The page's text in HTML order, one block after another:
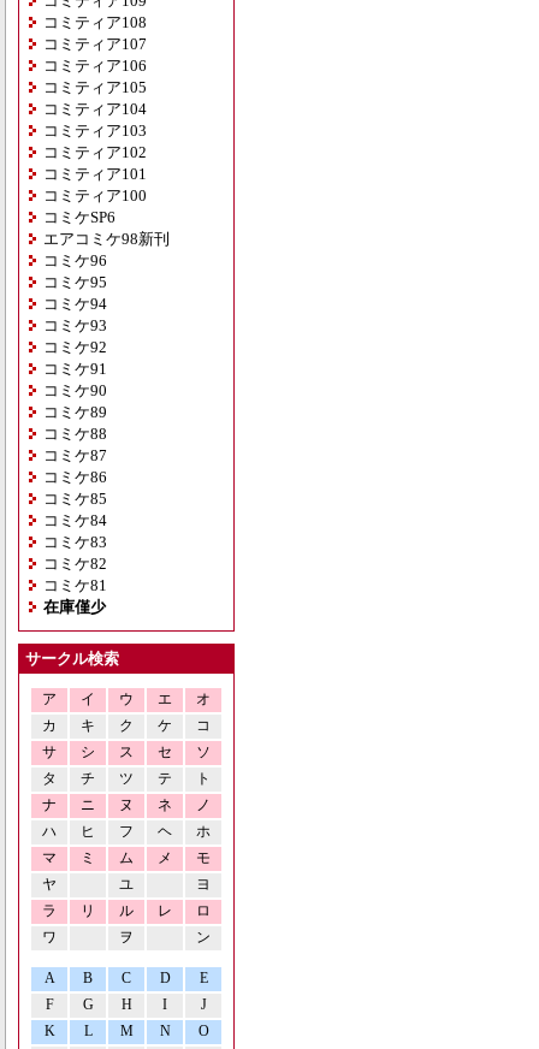
コミティア108
コミティア107
コミティア106
コミティア105
コミティア104
コミティア103
コミティア102
コミティア101
コミティア100
コミケSP6
エアコミケ98新刊
コミケ96
コミケ95
コミケ94
コミケ93
コミケ92
コミケ91
コミケ90
コミケ89
コミケ88
コミケ87
コミケ86
コミケ85
コミケ84
コミケ83
コミケ82
コミケ81
在庫僅少
サークル検索
ア イ ウ エ
オ
カ
キ ク ケ
コ
サ
シ ス セ
ソ
タ
チ ツ テ
ト
ナ
ニ ヌ ネ
ノ
ハ
ヒ フ ヘ
ホ
マ
ミ ム メ
モ
ヤ
ユ
ヨ
ラ
リ ル レ
ロ
ワ
ヲ ン
A B C D
E
F
G H I
J
K
L M N O